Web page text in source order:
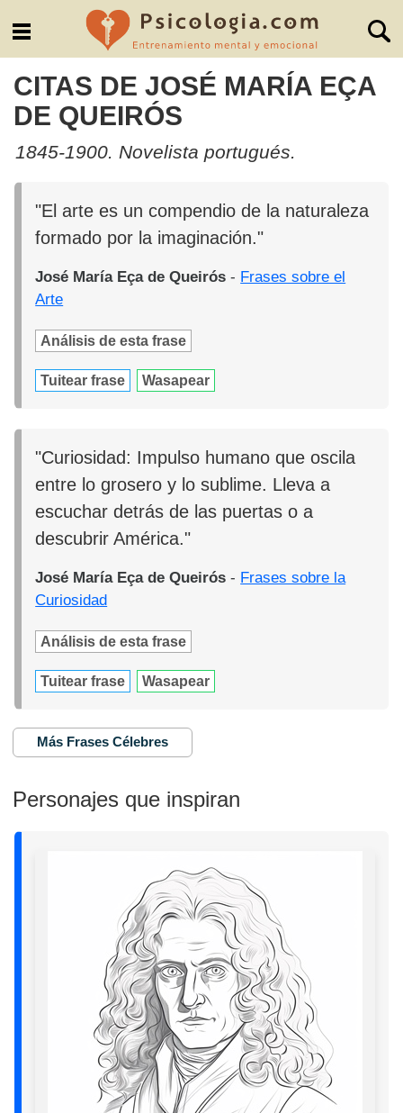
CITAS DE JOSÉ MARÍA EÇA
DE QUEIRÓS
1845-1900. Novelista portugués.
"El arte es un compendio de la naturaleza
formado por la imaginación."
José María Eça de Queirós - Frases sobre el
Arte
Análisis de esta frase
Tuitear frase Wasapear
"Curiosidad: Impulso humano que oscila
entre lo grosero y lo sublime. Lleva a
escuchar detrás de las puertas o a
descubrir América."
José María Eça de Queirós - Frases sobre la
Curiosidad
Análisis de esta frase
Tuitear frase Wasapear
Más Frases Célebres
Personajes que inspiran